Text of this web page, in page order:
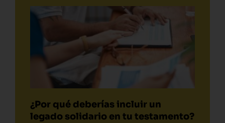
¿Por qué deberías incluir un
legado solidario en tu testamento?